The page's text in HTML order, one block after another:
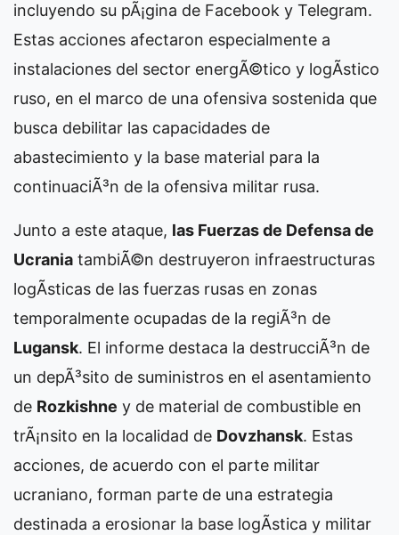
incluyendo su pÃ¡gina de Facebook y Telegram.
Estas acciones afectaron especialmente a
instalaciones del sector energÃ©tico y logÃ­stico
ruso, en el marco de una ofensiva sostenida que
busca debilitar las capacidades de
abastecimiento y la base material para la
continuaciÃ³n de la ofensiva militar rusa.
Junto a este ataque, las Fuerzas de Defensa de
Ucrania tambiÃ©n destruyeron infraestructuras
logÃ­sticas de las fuerzas rusas en zonas
temporalmente ocupadas de la regiÃ³n de
Lugansk. El informe destaca la destrucciÃ³n de
un depÃ³sito de suministros en el asentamiento
de Rozkishne y de material de combustible en
trÃ¡nsito en la localidad de Dovzhansk. Estas
acciones, de acuerdo con el parte militar
ucraniano, forman parte de una estrategia
destinada a erosionar la base logÃ­stica y militar